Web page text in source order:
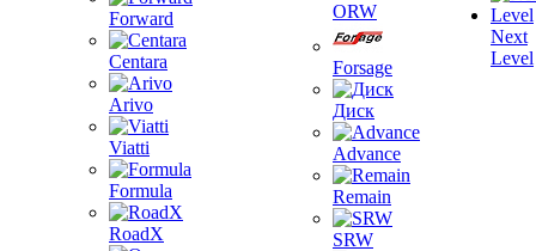
Forward
Centara
Arivo
Viatti
Formula
RoadX
ORW
Forsage
Диск
Advance
Remain
SRW
Next
Level